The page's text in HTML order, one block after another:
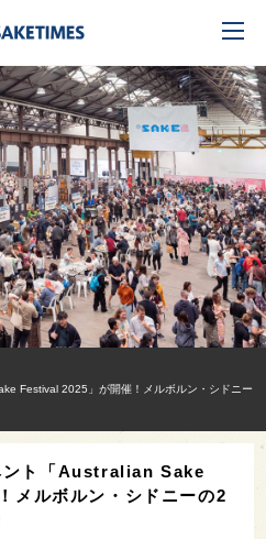
Festival 2025」が開催！メルボルン・シドニー
ント「Australian Sake
メルボルン・シドニーの2